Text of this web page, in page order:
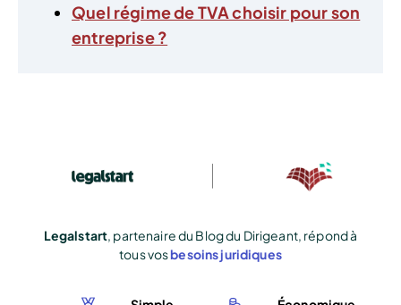
Quel régime de TVA choisir pour son
entreprise ?
Legalstart, partenaire du Blog du Dirigeant, répond à
tous vosbesoins juridiques